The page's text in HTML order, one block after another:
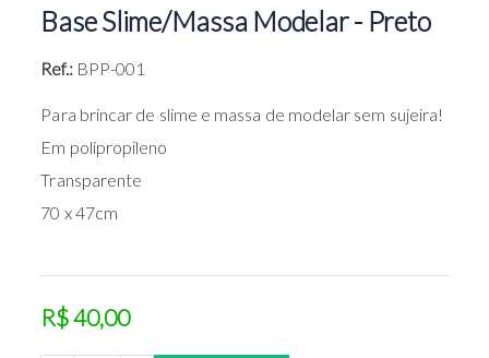
Base Slime/Massa Modelar - Preto
Ref.: BPP-001
Para brincar de slime e massa de modelar sem sujeira!
Em polipropileno
Transparente
70 x 47cm
R$ 40,00